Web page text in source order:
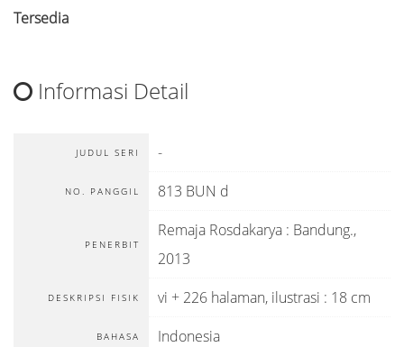
Tersedia
Informasi Detail
JUDUL SERI -
NO. PANGGIL 813 BUN d
PENERBIT
Remaja Rosdakarya : Bandung.,
2013
DESKRIPSI FISIK vi + 226 halaman, ilustrasi : 18 cm
BAHASA Indonesia